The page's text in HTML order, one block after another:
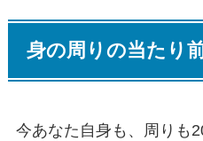
身の周りの当たり
今あなた自身も、周りも